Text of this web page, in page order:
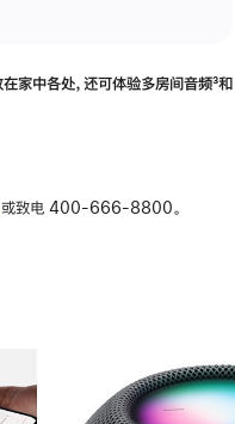
在家中各处，还可体验多‍房‍间音频脚
³和
或致电 400-666-8800。